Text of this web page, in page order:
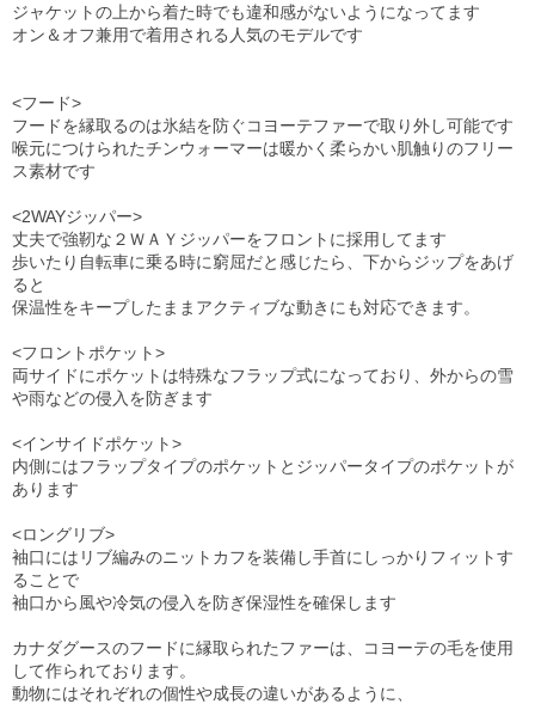
ジャケットの上から着た時でも違和感がないようになってます
オン＆オフ兼用で着用される人気のモデルです
<フード>
フードを縁取るのは氷結を防ぐコヨーテファーで取り外し可能です
喉元につけられたチンウォーマーは暖かく柔らかい肌触りのフリー
ス素材です
<2WAYジッパー>
丈夫で強靭な２ＷＡＹジッパーをフロントに採用してます
歩いたり自転車に乗る時に窮屈だと感じたら、下からジップをあげ
ると
保温性をキープしたままアクティブな動きにも対応できます。
<フロントポケット>
両サイドにポケットは特殊なフラップ式になっており、外からの雪
や雨などの侵入を防ぎます
<インサイドポケット>
内側にはフラップタイプのポケットとジッパータイプのポケットが
あります
<ロングリブ>
袖口にはリブ編みのニットカフを装備し手首にしっかりフィットす
ることで
袖口から風や冷気の侵入を防ぎ保湿性を確保します
カナダグースのフードに縁取られたファーは、コヨーテの毛を使用
して作られております。
動物にはそれぞれの個性や成長の違いがあるように、